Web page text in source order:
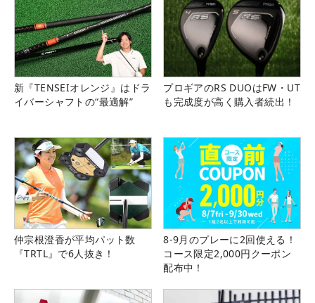
新『TENSEIオレンジ』はドラ
イバーシャフトの“最適解”
プロギアのRS DUOはFW・UT
も完成度が高く購入者続出！
仲宗根澄香が平均パット数
『TRTL』で6人抜き！
8-9月のプレーに2回使える！
コース限定2,000円クーポン
配布中！